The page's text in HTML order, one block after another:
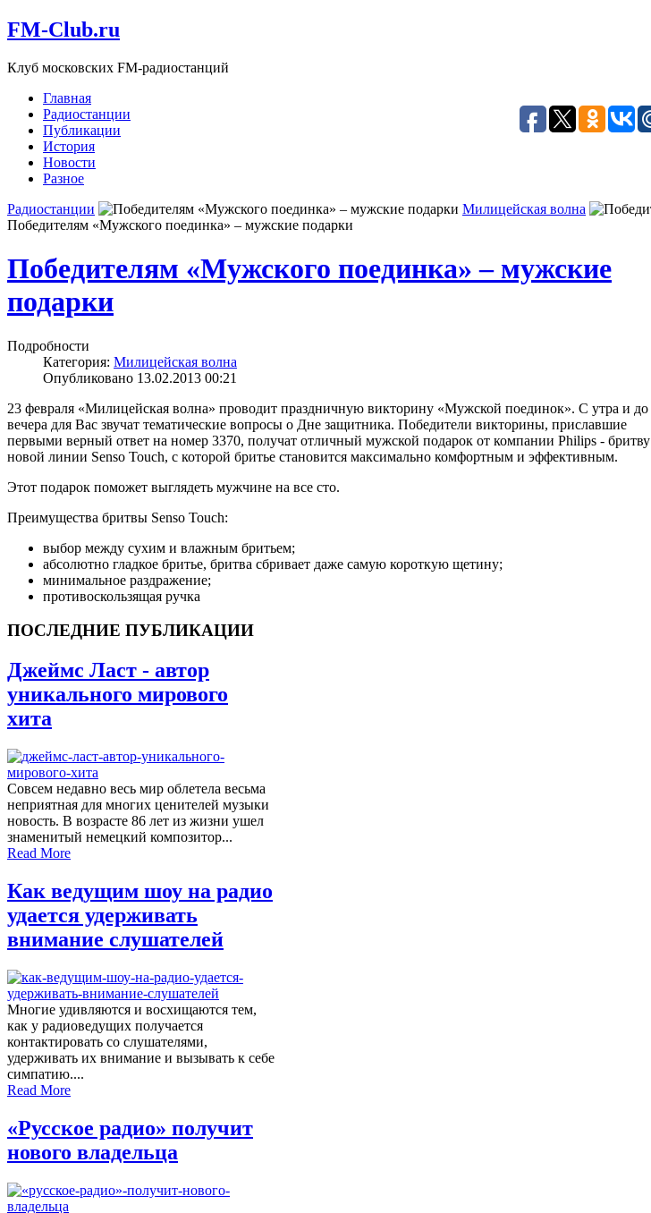
FM-Club.ru
Клуб московских FM-радиостанций
Главная
Радиостанции
Публикации
История
Новости
Разное
Радиостанции
Милицейская волна
Победителям «Мужского поединка» – мужские подарки
Победителям «Мужского поединка» – мужские
подарки
Подробности
Категория: Милицейская волна
Опубликовано 13.02.2013 00:21
23 февраля «Милицейская волна» проводит праздничную викторину «Мужской поединок». С утра и до
вечера для Вас звучат тематические вопросы о Дне защитника. Победители викторины, приславшие
первыми верный ответ на номер 3370, получат отличный мужской подарок от компании Philips - бритву
новой линии Senso Touch, с которой бритье становится максимально комфортным и эффективным.
Этот подарок поможет выглядеть мужчине на все сто.
Преимущества бритвы Senso Touch:
выбор между сухим и влажным бритьем;
абсолютно гладкое бритье, бритва сбривает даже самую короткую щетину;
минимальное раздражение;
противоскользящая ручка
ПОСЛЕДНИЕ ПУБЛИКАЦИИ
Джеймс Ласт - автор
уникального мирового
хита
Совсем недавно весь мир облетела весьма
неприятная для многих ценителей музыки
новость. В возрасте 86 лет из жизни ушел
знаменитый немецкий композитор...
Read More
Как ведущим шоу на радио
удается удерживать
внимание слушателей
Многие удивляются и восхищаются тем,
как у радиоведущих получается
контактировать со слушателями,
удерживать их внимание и вызывать к себе
симпатию....
Read More
«Русское радио» получит
нового владельца